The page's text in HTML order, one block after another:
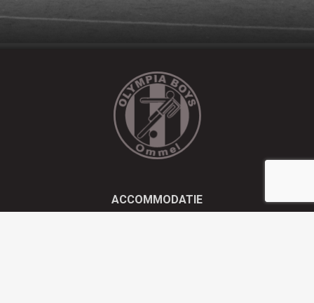
ACCOMMODATIE